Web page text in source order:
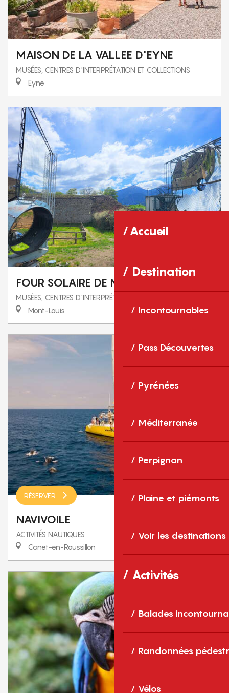
Accueil
Destination
Incontournables
Pass Découvertes
Pyrénées
Méditerranée
Perpignan
Plaine et piémonts
Voir les destinations
Activités
Balades
Randonnées
Vélos
MAISON DE LA VALLEE D'EYNE
MUSÉES, CENTRES D'INTERPRÉTATION ET COLLECTIONS
Eyne
FOUR SOLAIRE DE MONT-LOUIS
MUSÉES, CENTRES D'INTERPRÉTATION ET COLLECTIONS
Mont-Louis
RÉSERVER
NAVIVOILE
ACTIVITÉS NAUTIQUES
Canet-en-Roussillon